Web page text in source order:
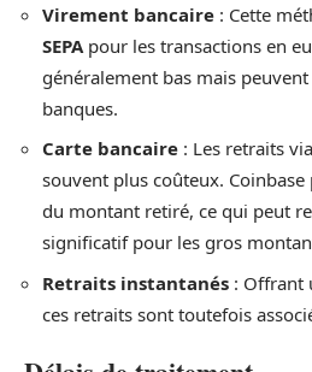
Virement bancaire : Cette
SEPA pour les transactions en
généralement bas mais
banques.
Carte bancaire : Les retraits
souvent plus coûteux.
du montant retiré, ce qui peut
significatif pour les gros
Retraits instantanés : Offrant
ces retraits sont toutefois